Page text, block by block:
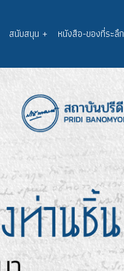
สนับสนุน + หนังสือ-ของที่ระลึก